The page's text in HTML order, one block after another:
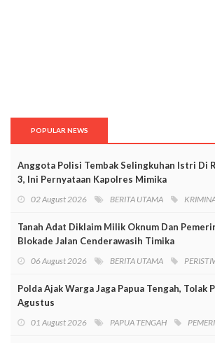
POPULAR NEWS
Anggota Polisi Tembak Selingkuhan Istri Di
3, Ini Pernyataan Kapolres Mimika
02 August 2026 BERITA UTAMA
Tanah Adat Diklaim Milik Oknum Dan
Blokade Jalan Cenderawasih Timika
06 August 2026 BERITA UTAMA
Polda Ajak Warga Jaga Papua Tengah, Tolak
Agustus
01 August 2026 PAPUA TENGAH